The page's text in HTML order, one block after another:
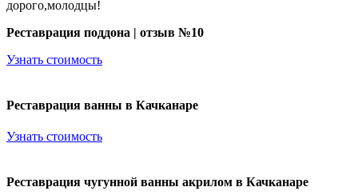
дорого,молодцы!
Реставрация поддона | отзыв №10
Узнать стоимость
Реставрация ванны в Качканаре
Узнать стоимость
Реставрация чугунной ванны акрилом в Качканаре